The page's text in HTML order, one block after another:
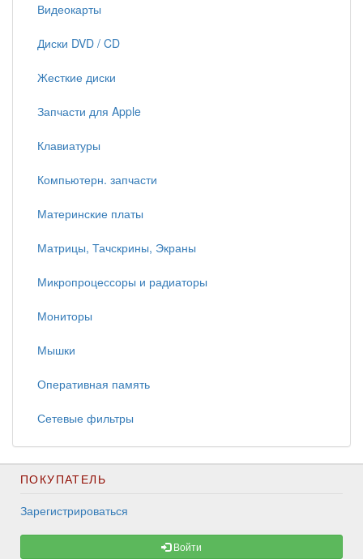
Видеокарты
Диски DVD / CD
Жесткие диски
Запчасти для Apple
Клавиатуры
Компьютерн. запчасти
Материнские платы
Матрицы, Тачскрины, Экраны
Микропроцессоры и радиаторы
Мониторы
Мышки
Оперативная память
Сетевые фильтры
ПОКУПАТЕЛЬ
Зарегистрироваться
Войти